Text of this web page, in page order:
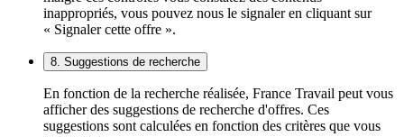
inappropriés, vous pouvez nous le signaler en cliquant sur
« Signaler cette offre ».
8. Suggestions de recherche
En fonction de la recherche réalisée, France Travail peut vous
afficher des suggestions de recherche d'offres. Ces
suggestions sont calculées en fonction des critères que vous